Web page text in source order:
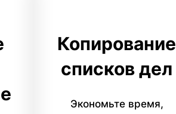
Копирование
списков дел
Экономьте время,